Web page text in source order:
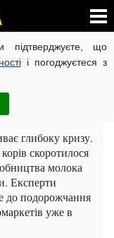
підтверджуєте, що
і погоджуєтеся з
В УКРАЇНІ
НА РУССКОМ
глибоку кризу.
скоротилося
молока
Експерти
до подорожчання
уже в